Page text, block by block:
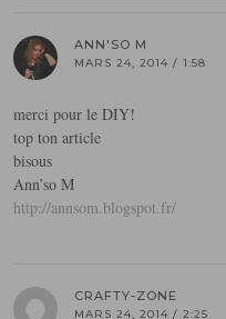
ANN'SO M
MARS 24, 2014 / 1:58
merci pour le DIY!
top ton article
bisous
Ann’so M
http://annsom.blogspot.fr/
CRAFTY-ZONE
MARS 24, 2014 / 2:25